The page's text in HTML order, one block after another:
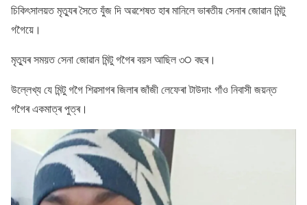
চিকিৎসালয়ত মৃত্যুৰ সৈতে যুঁজ দি অৱশেষত হাৰ মানিলে ভাৰতীয় সেনাৰ জােৱান মিন্টু
গগৈয়ে।
মৃত্যুৰ সময়ত সেনা জােৱান মিন্টু গগৈৰ বয়স আছিল ৩੦ বছৰ।
উল্লেখ্য যে মিন্টু গগৈ শিৱসাগৰ জিলাৰ জাঁজী লেফেৰা টাউদাং গাঁও নিবাসী জয়ন্ত
গগৈৰ একমাত্ৰ পুত্ৰ।